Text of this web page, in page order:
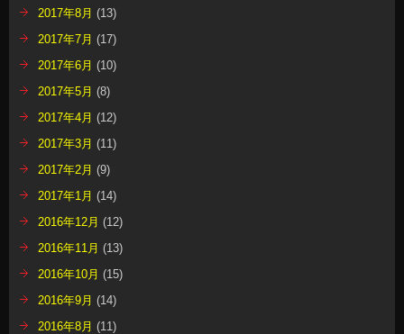
2017年8月 (13)
2017年7月 (17)
2017年6月 (10)
2017年5月 (8)
2017年4月 (12)
2017年3月 (11)
2017年2月 (9)
2017年1月 (14)
2016年12月 (12)
2016年11月 (13)
2016年10月 (15)
2016年9月 (14)
2016年8月 (11)